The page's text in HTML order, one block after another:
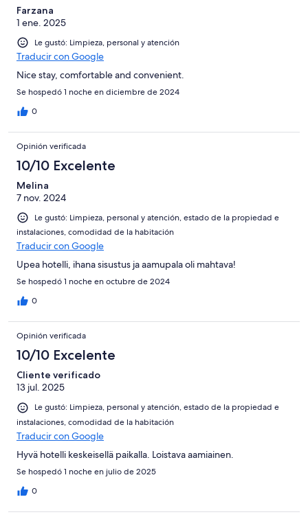
Farzana
1 ene. 2025
Le gustó: Limpieza, personal y atención
Traducir con Google
Nice stay, comfortable and convenient.
Se hospedó 1 noche en diciembre de 2024
0
Opinión verificada
10/10 Excelente
Melina
7 nov. 2024
Le gustó: Limpieza, personal y atención, estado de la propiedad e
instalaciones, comodidad de la habitación
Traducir con Google
Upea hotelli, ihana sisustus ja aamupala oli mahtava!
Se hospedó 1 noche en octubre de 2024
0
Opinión verificada
10/10 Excelente
Cliente verificado
13 jul. 2025
Le gustó: Limpieza, personal y atención, estado de la propiedad e
instalaciones, comodidad de la habitación
Traducir con Google
Hyvä hotelli keskeisellä paikalla. Loistava aamiainen.
Se hospedó 1 noche en julio de 2025
0